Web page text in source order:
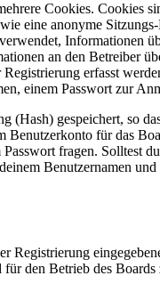
Cookies. Cookies
eine anonyme
Informationen
an den
erfasst
einem Passwort zur
(Hash) gespeichert, so
Benutzerkonto für das
fragen. Solltest
Benutzernamen
Registrierung
den Betrieb des Boards